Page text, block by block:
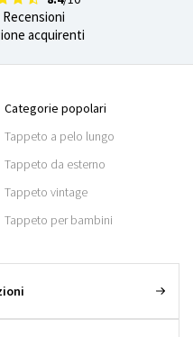
Recensioni
acquirenti
Categorie popolari
Tappeto a pelo lungo
Tappeto da esterno
Tappeto vintage
Tappeto per bambini